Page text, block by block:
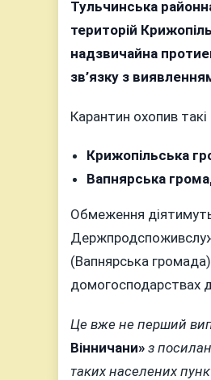
Тульчинська
територій
надзвичайна
зв’язку з
Карантин охопив такі
Крижопільська
Вапнярська
Обмеження
(Вапнярська
домогосподарствах
Це вже не перший
Вінничани» з
таких населених